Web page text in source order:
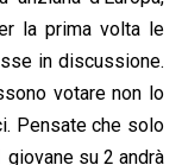
la prima volta le
in discussione.
votare non lo
Pensate che solo
giovane su 2 andrà